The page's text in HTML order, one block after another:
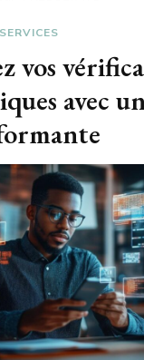
SERVICES
vos
avec